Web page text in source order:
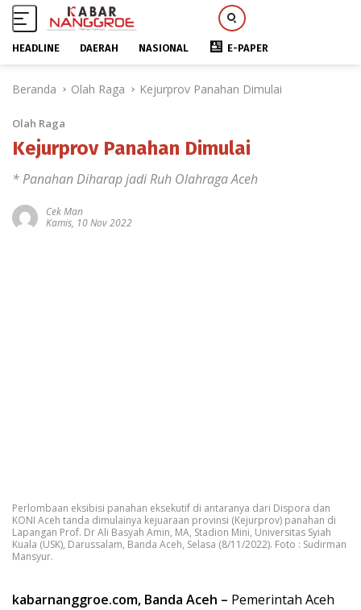
HEADLINE DAERAH NASIONAL E-PAPER
Beranda Olah Raga Kejurprov Panahan Dimulai
Olah Raga
Kejurprov Panahan Dimulai
* Panahan Diharap jadi Ruh Olahraga Aceh
Cek Man
Kamis, 10 Nov 2022
Perlombaan eksibisi panahan eksekutif di antaranya dari Dispora dan
KONI Aceh tanda dimulainya kejuaraan provinsi (Kejurprov) panahan di
Lapangan Prof. Dr Ali Basyah Amin, MA, Stadion Mini, Universitas Syiah
Kuala (USK), Darussalam, Banda Aceh, Selasa (8/11/2022). Foto : Sudirman
Mansyur.
kabarnanggroe.com, Banda Aceh – Pemerintah Aceh